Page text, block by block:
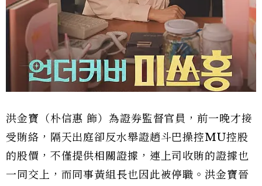
洪金寶（朴信惠 飾）為證券監督官員，前一晚才接
受賄絡，隔天出庭卻反水舉證趙斗巴操控MU控股
的股價，不僅提供相關證據，連上司收賄的證據也
一同交上，而同事黃組長也因此被停職。洪金寶晉